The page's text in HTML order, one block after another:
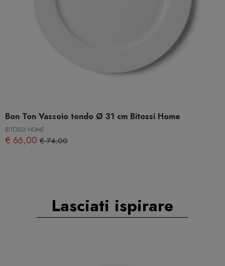
Bon Ton Vassoio tondo Ø 31 cm Bitossi Home
BITOSSI HOME
€ 66,00 € 74,00
Lasciati ispirare